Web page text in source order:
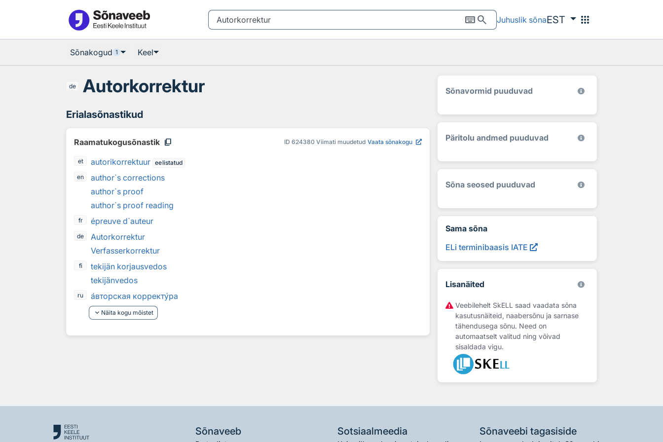
keyboardsearch Juhuslik sõnaEST apps
Sõnakogud 1 Keel
de Autorkorrektur
Erialasõnastikud
Raamatukogusõnastik content_copy ID 624380 Viimati muudetud Vaata sõnakogu
et autorikorrektuur
eelistatud
en
author`s corrections
author`s proof
author`s proof reading
fr épreuve d`auteur
de
Autorkorrektur
Verfasserkorrektur
fi
tekijän korjausvedos
tekijänvedos
ru авторская корректура
keyboard_arrow_down Näita kogu mõistet
Sõnavormid puuduvad
Päritolu andmed puuduvad
Sõna seosed puuduvad
Sama sõna
ELi terminibaasis IATE
Lisanäited
Veebilehelt SkELL saad vaadata sõna
kasutusnäiteid, naabersõnu ja sarnase
tähendusega sõnu. Need on
automaatselt valitud ning võivad
sisaldada vigu.
Sõnaveeb Sotsiaalmeedia Sõnaveebi tagasiside